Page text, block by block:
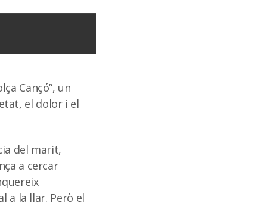
Cançó”, un
el dolor i el
del marit,
a cercar
a la llar. Però el